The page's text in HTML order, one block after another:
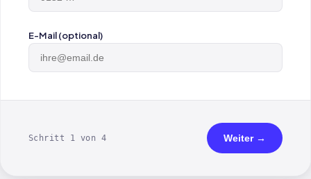
E-Mail (optional)
Schritt 1 von 4 Weiter →